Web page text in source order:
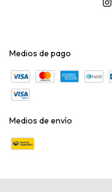
Medios de pago
Medios de envío